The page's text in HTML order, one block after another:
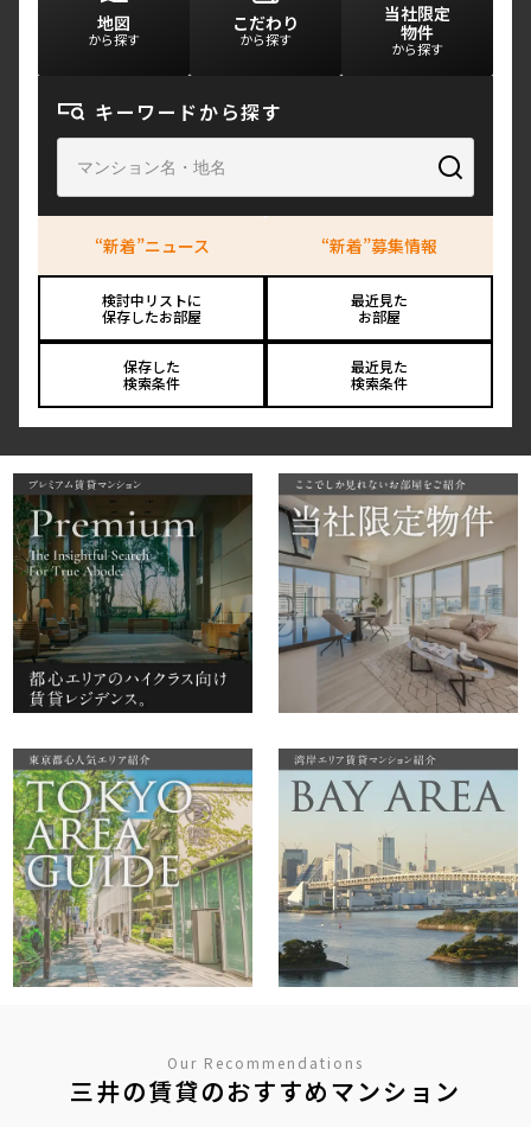
地図
から探す
こだわり
から探す
当社限定
物件
から探す
“新着”ニュース “新着”募集情報
検討中リストに
保存したお部屋
最近見た
お部屋
保存した
検索条件
最近見た
検索条件
キーワードから探す
検索
Our Recommendations
三井の賃貸のおすすめマンション